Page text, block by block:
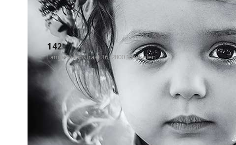
142
Lange Schipstraat 36, 2800 Mechelen